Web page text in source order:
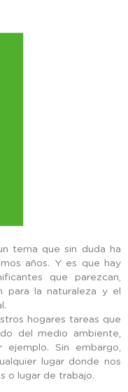
tema que sin duda ha
años. Y es que hay
que parezcan,
para la naturaleza y el
hogares tareas que
del medio ambiente,
ejemplo. Sin embargo,
lugar donde nos
o lugar de trabajo.